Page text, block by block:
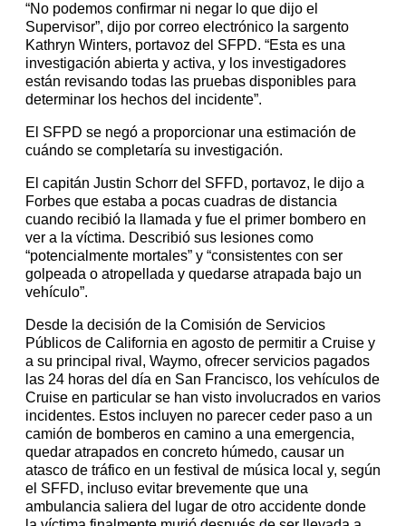
“No podemos confirmar ni negar lo que dijo el
Supervisor”, dijo por correo electrónico la sargento
Kathryn Winters, portavoz del SFPD. “Esta es una
investigación abierta y activa, y los investigadores
están revisando todas las pruebas disponibles para
determinar los hechos del incidente”.
El SFPD se negó a proporcionar una estimación de
cuándo se completaría su investigación.
El capitán Justin Schorr del SFFD, portavoz, le dijo a
Forbes que estaba a pocas cuadras de distancia
cuando recibió la llamada y fue el primer bombero en
ver a la víctima. Describió sus lesiones como
“potencialmente mortales” y “consistentes con ser
golpeada o atropellada y quedarse atrapada bajo un
vehículo”.
Desde la decisión de la Comisión de Servicios
Públicos de California en agosto de permitir a Cruise y
a su principal rival, Waymo, ofrecer servicios pagados
las 24 horas del día en San Francisco, los vehículos de
Cruise en particular se han visto involucrados en varios
incidentes. Estos incluyen no parecer ceder paso a un
camión de bomberos en camino a una emergencia,
quedar atrapados en concreto húmedo, causar un
atasco de tráfico en un festival de música local y, según
el SFFD, incluso evitar brevemente que una
ambulancia saliera del lugar de otro accidente donde